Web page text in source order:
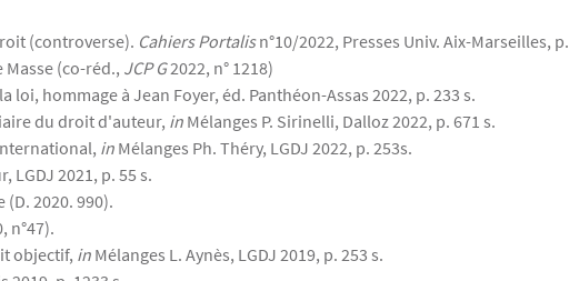
(controverse). Cahiers Portalisn°10/2022, Presses Univ. Aix-Marseilles,
(co-réd., JCP G2022, n° 1218)
loi, hommage à Jean Foyer, éd. Panthéon-Assas 2022, p. 233 s.
du droit d'auteur, in Mélanges P. Sirinelli, Dalloz 2022, p. 671 s.
in Mélanges Ph. Théry, LGDJ 2022, p. 253s.
LGDJ 2021, p. 55 s.
2020. 990).
n°47).
objectif, in Mélanges L. Aynès, LGDJ 2019, p. 253 s.